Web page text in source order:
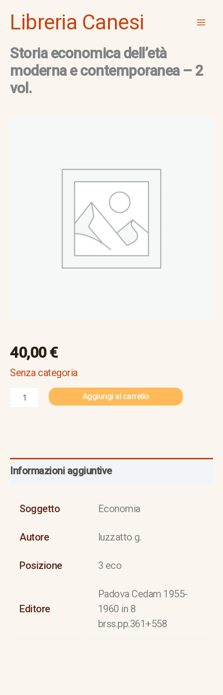
Libreria Canesi
Storia economica dell’età
moderna e contemporanea – 2
vol.
40,00€
Senza categoria
Aggiungi al carrello
Informazioni aggiuntive
Soggetto Economia
Autore luzzatto g.
Posizione 3 eco
Editore
Padova Cedam 1955-
1960 in 8
brss.pp.361+558